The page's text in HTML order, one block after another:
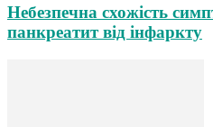
Небезпечна схожість
панкреатит від інфаркту